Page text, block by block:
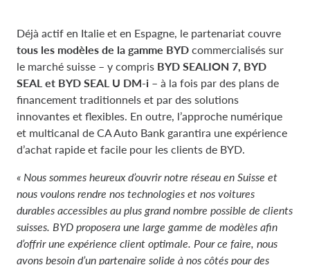
Déjà actif en Italie et en Espagne, le partenariat couvre
tous les modèles de la gamme BYD commercialisés sur
le marché suisse – y compris BYD SEALION 7, BYD
SEAL et BYD SEAL U DM-i – à la fois par des plans de
financement traditionnels et par des solutions
innovantes et flexibles. En outre, l’approche numérique
et multicanal de CA Auto Bank garantira une expérience
d’achat rapide et facile pour les clients de BYD.
« Nous sommes heureux d’ouvrir notre réseau en Suisse et
nous voulons rendre nos technologies et nos voitures
durables accessibles au plus grand nombre possible de clients
suisses. BYD proposera une large gamme de modèles afin
d’offrir une expérience client optimale. Pour ce faire, nous
avons besoin d’un partenaire solide à nos côtés pour des